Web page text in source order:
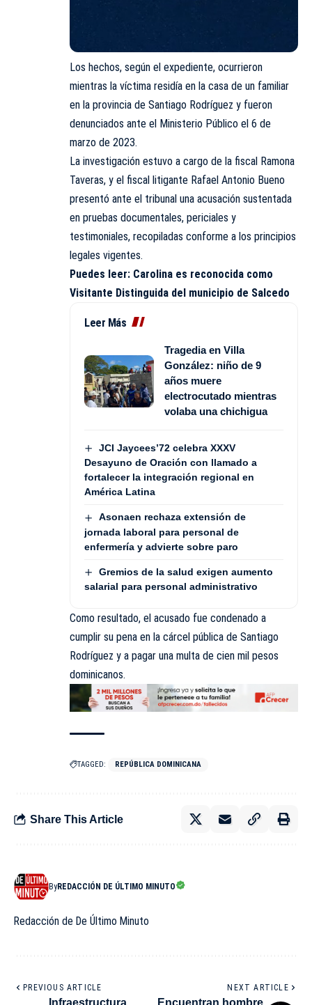
Los hechos, según el expediente, ocurrieron
mientras la víctima residía en la casa de un familiar
en la provincia de Santiago Rodríguez y fueron
denunciados ante el Ministerio Público el 6 de
marzo de 2023.
La investigación estuvo a cargo de la fiscal Ramona
Taveras, y el fiscal litigante Rafael Antonio Bueno
presentó ante el tribunal una acusación sustentada
en pruebas documentales, periciales y
testimoniales, recopiladas conforme a los principios
legales vigentes.
Puedes leer: Carolina es reconocida como
Visitante Distinguida del municipio de Salcedo
Leer Más
Tragedia en Villa
González: niño de 9
años muere
electrocutado mientras
volaba una chichigua
JCI Jaycees’72 celebra XXXV
Desayuno de Oración con llamado a
fortalecer la integración regional en
América Latina
Asonaen rechaza extensión de
jornada laboral para personal de
enfermería y advierte sobre paro
Gremios de la salud exigen aumento
salarial para personal administrativo
Como resultado, el acusado fue condenado a
cumplir su pena en la cárcel pública de Santiago
Rodríguez y a pagar una multa de cien mil pesos
dominicanos.
TAGGED: REPÚBLICA DOMINICANA
Share This Article
ByREDACCIÓN DE ÚLTIMO MINUTO
Redacción de De Último Minuto
PREVIOUS ARTICLE NEXT ARTICLE